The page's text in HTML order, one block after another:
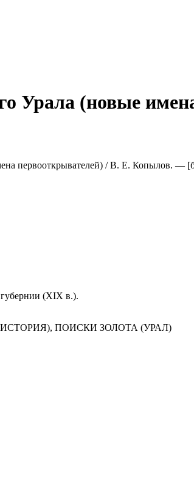
Урала (новые
первооткрывателей) / В. Е.
губернии (XIX в.).
ПОИСКИ ЗОЛОТА (УРАЛ)